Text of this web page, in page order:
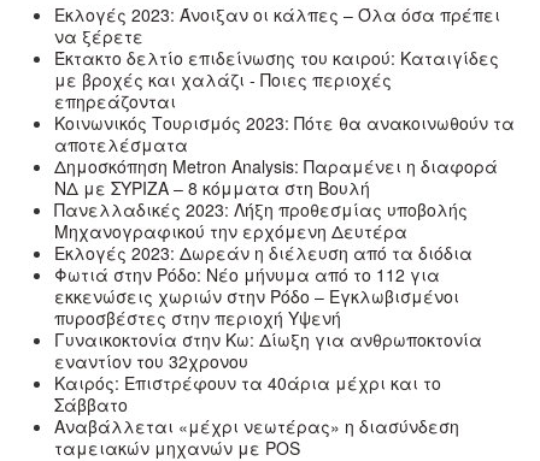
Εκλογές 2023: Άνοιξαν οι κάλπες – Όλα όσα πρέπει
να ξέρετε
Έκτακτο δελτίο επιδείνωσης του καιρού: Καταιγίδες
με βροχές και χαλάζι - Ποιες περιοχές
επηρεάζονται
Κοινωνικός Τουρισμός 2023: Πότε θα ανακοινωθούν τα
αποτελέσματα
Δημοσκόπηση Metron Analysis: Παραμένει η διαφορά
ΝΔ με ΣΥΡΙΖΑ – 8 κόμματα στη Βουλή
Πανελλαδικές 2023: Λήξη προθεσμίας υποβολής
Μηχανογραφικού την ερχόμενη Δευτέρα
Εκλογές 2023: Δωρεάν η διέλευση από τα διόδια
Φωτιά στην Ρόδο: Νέο μήνυμα από το 112 για
εκκενώσεις χωριών στην Ρόδο – Εγκλωβισμένοι
πυροσβέστες στην περιοχή Υψενή
Γυναικοκτονία στην Κω: Δίωξη για ανθρωποκτονία
εναντίον του 32χρονου
Καιρός: Επιστρέφουν τα 40άρια μέχρι και το
Σάββατο
Αναβάλλεται «μέχρι νεωτέρας» η διασύνδεση
ταμειακών μηχανών με POS